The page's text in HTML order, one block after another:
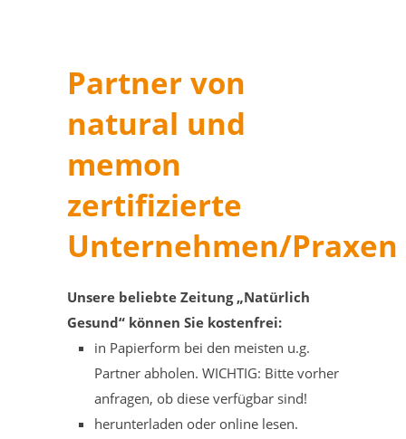
Partner von
natural und
memon
zertifizierte
Unternehmen/Praxen
Unsere beliebte Zeitung „Natürlich
Gesund“ können Sie kostenfrei:
in Papierform bei den meisten u.g.
Partner abholen. WICHTIG: Bitte vorher
anfragen, ob diese verfügbar sind!
herunterladen oder online lesen.